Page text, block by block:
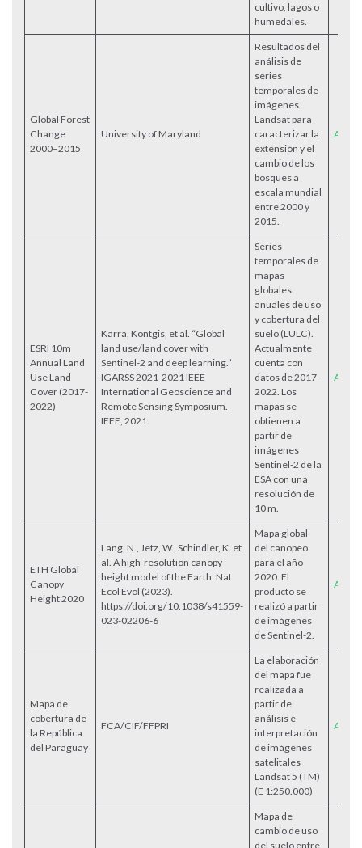
cultivo, lagos o
humedales.
Global Forest
Change
2000–2015
University of Maryland
Resultados del
análisis de
series
temporales de
imágenes
Landsat para
caracterizar la
extensión y el
cambio de los
bosques a
escala mundial
entre 2000 y
2015.
ESRI 10m
Annual Land
Use Land
Cover (2017-
2022)
Karra, Kontgis, et al. “Global
land use/land cover with
Sentinel-2 and deep learning.”
IGARSS 2021-2021 IEEE
International Geoscience and
Remote Sensing Symposium.
IEEE, 2021.
Series
temporales de
mapas
globales
anuales de uso
y cobertura del
suelo (LULC).
Actualmente
cuenta con
datos de 2017-
2022. Los
mapas se
obtienen a
partir de
imágenes
Sentinel-2 de la
ESA con una
resolución de
10 m.
ETH Global
Canopy
Height 2020
Lang, N., Jetz, W., Schindler, K. et
al. A high-resolution canopy
height model of the Earth. Nat
Ecol Evol (2023).
https://doi.org/10.1038/s41559-
023-02206-6
Mapa global
del canopeo
para el año
2020. El
producto se
realizó a partir
de imágenes
de Sentinel-2.
Mapa de
cobertura de
la República
del Paraguay
FCA/CIF/FFPRI
La elaboración
del mapa fue
realizada a
partir de
análisis e
interpretación
de imágenes
satelitales
Landsat 5 (TM)
(E 1:250.000)
Mapa de
cambio de uso
del suelo entre